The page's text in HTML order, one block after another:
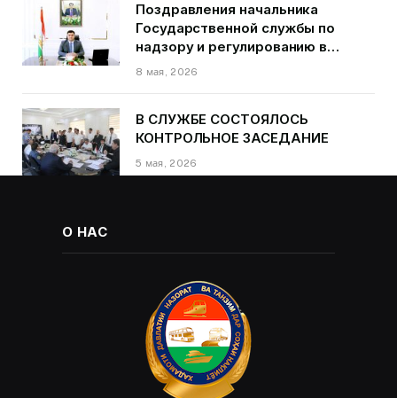
Поздравления начальника
Государственной службы по
надзору и регулированию в
области транспорта Курбонзода
8 мая, 2026
В СЛУЖБЕ СОСТОЯЛОСЬ
КОНТРОЛЬНОЕ ЗАСЕДАНИЕ
5 мая, 2026
О НАС